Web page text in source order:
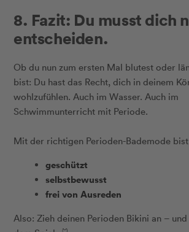
8. Fazit: Du musst dich
entscheiden.
Ob du nun zum ersten Mal blutest oder
bist: Du hast das Recht, dich in deinem
wohlzufühlen. Auch im Wasser. Auch im
Schwimmunterricht mit Periode.
Mit der richtigen Perioden-Bademode
geschützt
selbstbewusst
frei von Ausreden
Also: Zieh deinen Perioden Bikini an – und